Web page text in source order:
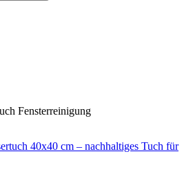
40x40 cm – nachhaltiges Tuch für